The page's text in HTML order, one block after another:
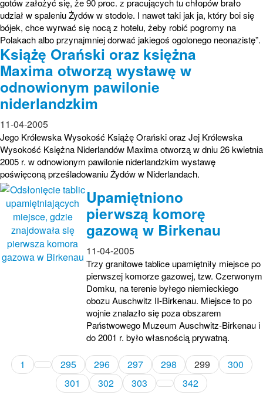
gotów założyć się, że 90 proc. z pracujących tu chłopów brało
udział w spaleniu Żydów w stodole. I nawet taki jak ja, który boi się
bójek, chce wyrwać się nocą z hotelu, żeby robić pogromy na
Polakach albo przynajmniej dorwać jakiegoś ogolonego neonazistę”.
Książę Orański oraz księżna
Maxima otworzą wystawę w
odnowionym pawilonie
niderlandzkim
11-04-2005
Jego Królewska Wysokość Książę Orański oraz Jej Królewska
Wysokość Księżna Niderlandów Maxima otworzą w dniu 26 kwietnia
2005 r. w odnowionym pawilonie niderlandzkim wystawę
poświęconą prześladowaniu Żydów w Niderlandach.
Upamiętniono
pierwszą komorę
gazową w Birkenau
11-04-2005
Trzy granitowe tablice upamiętniły miejsce po
pierwszej komorze gazowej, tzw. Czerwonym
Domku, na terenie byłego niemieckiego
obozu Auschwitz II-Birkenau. Miejsce to po
wojnie znalazło się poza obszarem
Państwowego Muzeum Auschwitz-Birkenau i
do 2001 r. było własnością prywatną.
1 295 296 297 298 299
300
301
302 303 342